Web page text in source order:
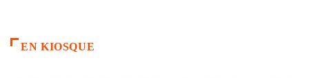
EN KIOSQUE